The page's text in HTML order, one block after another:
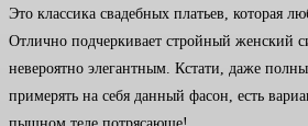
Это классика свадебных платьев, которая
Отлично подчеркивает стройный женский
невероятно элегантным. Кстати, даже
примерять на себя данный фасон, есть